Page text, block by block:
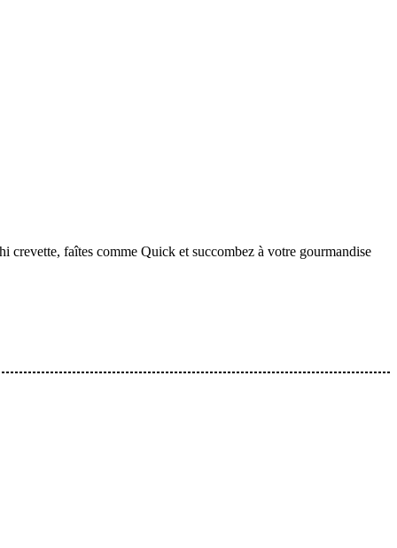
crevette, faîtes comme Quick et succombez à votre gourmandise